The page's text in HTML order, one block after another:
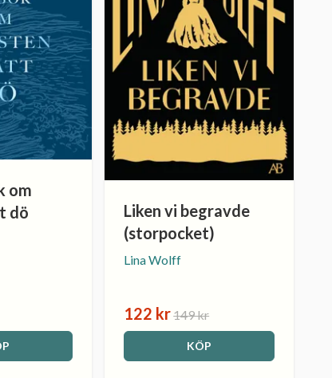
om
dö
Liken vi begravde
(storpocket)
Lina Wolff
122 kr149 kr
KÖP